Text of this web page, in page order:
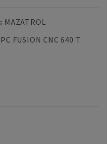
: MAZATROL
PC FUSION CNC 640 T